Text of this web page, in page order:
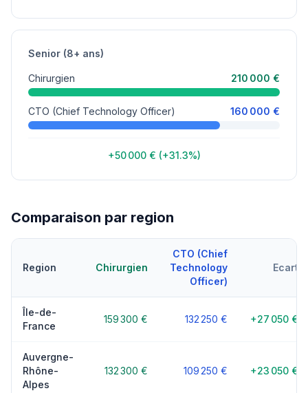
Senior (8+ ans)
Chirurgien 210 000 €
CTO (Chief Technology Officer) 160 000 €
+50 000 € (+31.3%)
Comparaison par region
Region Chirurgien
CTO (Chief
Technology
Officer)
Ecart
Île-de-
France
159 300 € 132 250 € +27 050 €
Auvergne-
Rhône-
Alpes
132 300 € 109 250 € +23 050 €